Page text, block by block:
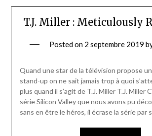
T.J. Miller : Meticulously
Posted on 2 septembre 2019
Quand une star de la télévision propose
stand-up on ne sait jamais trop à quoi
plus quand il s’agit de T.J. Miller T.J. Miller
série Silicon Valley que nous avons pu
sans en être le héros, il écrase la série par